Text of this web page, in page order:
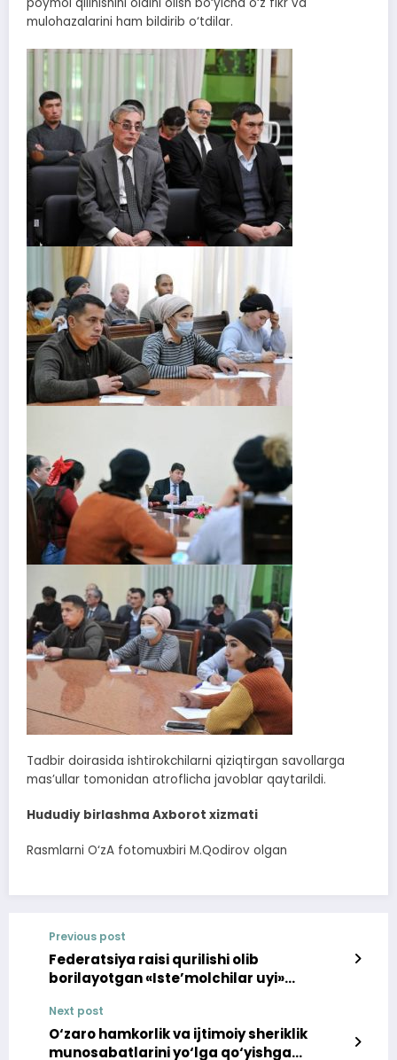
poymol qilinishini oldini olish bo‘yicha o‘z fikr va
mulohazalarini ham bildirib o‘tdilar.
Tadbir doirasida ishtirokchilarni qiziqtirgan savollarga
mas’ullar tomonidan atroflicha javoblar qaytarildi.
Hududiy birlashma Axborot xizmati
Rasmlarni O‘zA fotomuxbiri M.Qodirov olgan
Previous post
Federatsiya raisi qurilishi olib
borilayotgan «Iste’molchilar uyi»
Next post
O‘zaro hamkorlik va ijtimoiy sheriklik
munosabatlarini yo‘lga qo‘yishga